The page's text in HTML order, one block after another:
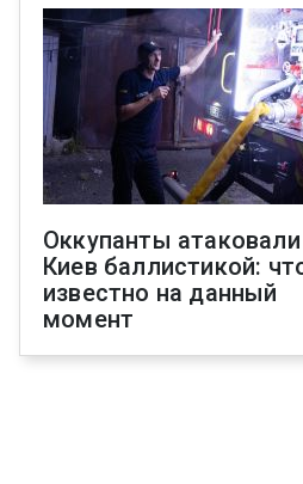
Оккупанты атаковали
Киев баллистикой:
известно на данный
момент